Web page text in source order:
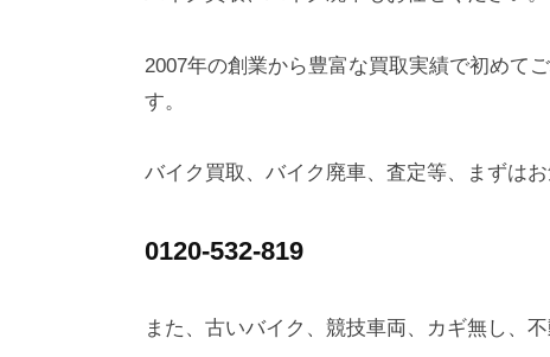
2007年の創業から豊富な買取実績で初めて
す。
バイク買取、バイク廃車、査定等、まずは
0120-532-819
また、古いバイク、競技車両、カギ無し、